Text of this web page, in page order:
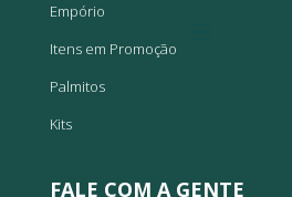
Empório
Itens em Promoção
Palmitos
Kits
FALE COM A GENTE